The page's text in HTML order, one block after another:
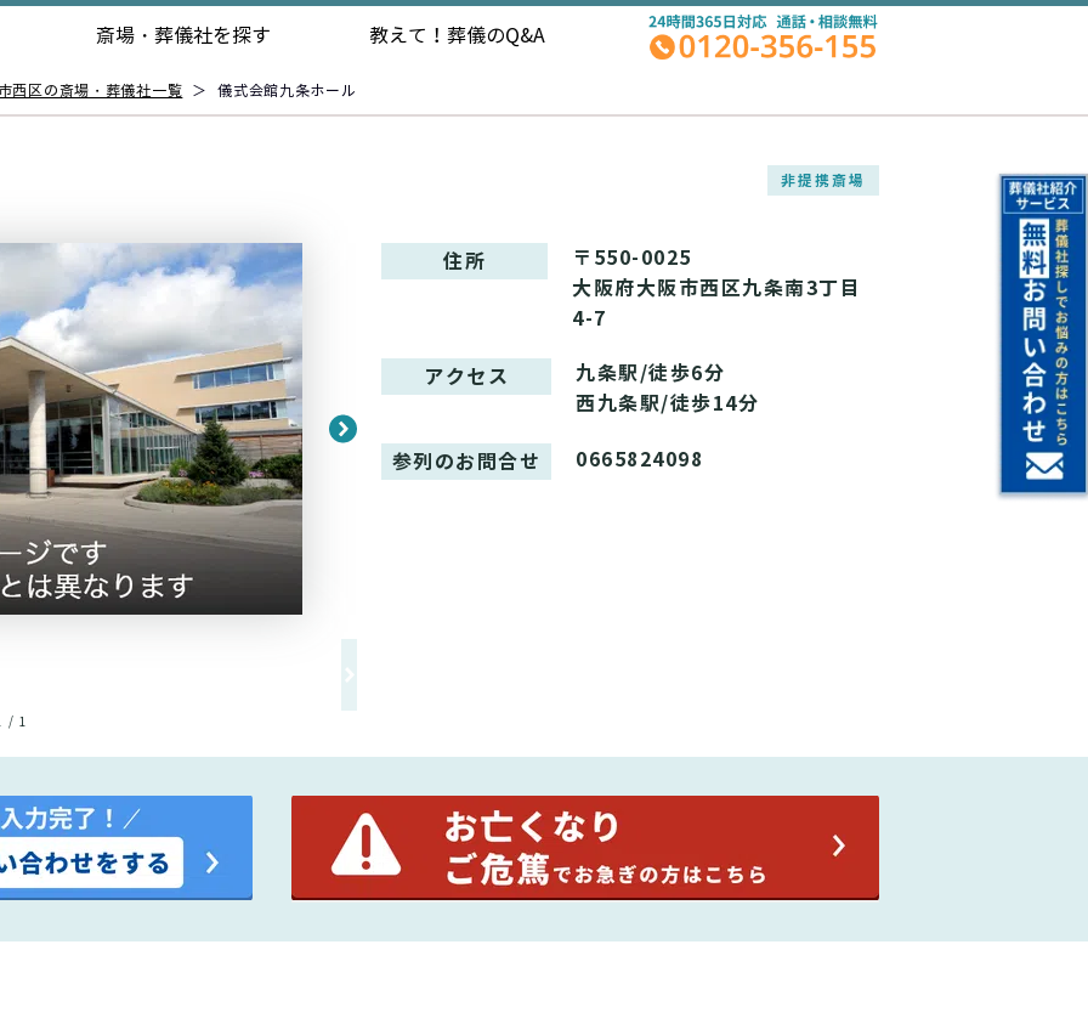
斎場・葬儀社を探す 教えて！ 葬儀のQ&A
西区の斎場・葬儀社一覧 ＞ 儀式会館九条ホール
非提携斎場
/ 1
住所
〒550-0025
大阪府大阪市西区九条南3丁目
4-7
アクセス
九条駅/徒歩6分
西九条駅/徒歩14分
参列のお問合せ 0665824098